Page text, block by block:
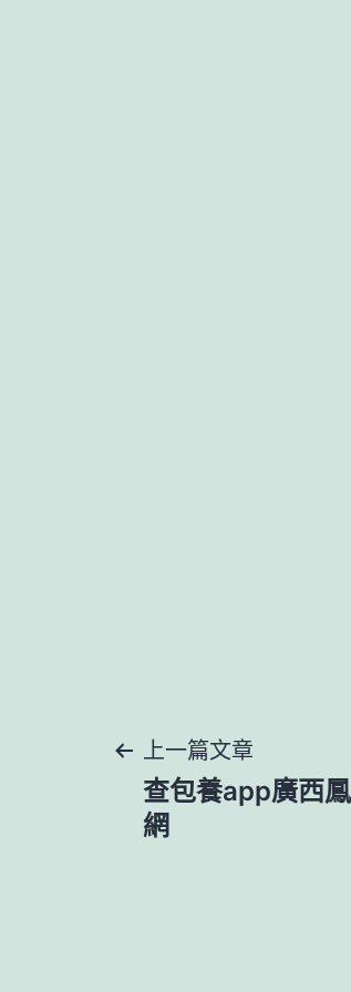
文
章
上一篇文章
查包養app廣西
網